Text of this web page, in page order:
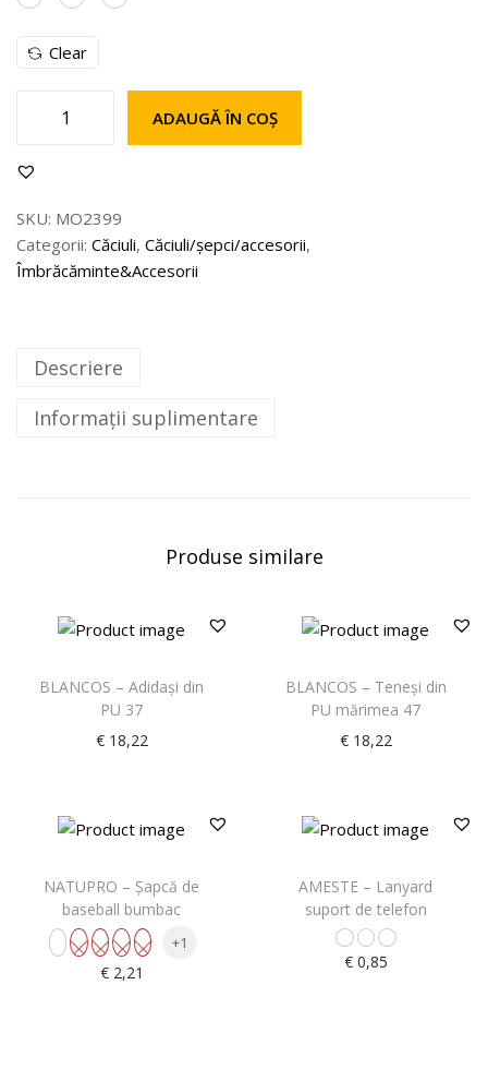
Clear
ADAUGĂ ÎN COȘ
SKU: MO2399
Categorii: Căciuli, Căciuli/șepci/accesorii,
Îmbrăcăminte&Accesorii
Descriere
Informații suplimentare
Produse similare
BLANCOS – Adidași din
PU 37
€18,22
BLANCOS – Teneși din
PU mărimea 47
€18,22
NATUPRO – Şapcă de
baseball bumbac
+1
€2,21
AMESTE – Lanyard
suport de telefon
€0,85